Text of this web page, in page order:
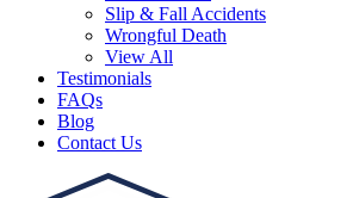
Slip & Fall Accidents
Wrongful Death
View All
Testimonials
FAQs
Blog
Contact Us